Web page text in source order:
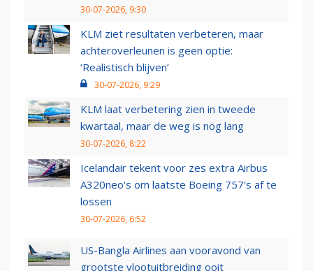
30-07-2026, 9:30
KLM ziet resultaten verbeteren, maar
achteroverleunen is geen optie:
‘Realistisch blijven’
30-07-2026, 9:29
KLM laat verbetering zien in tweede
kwartaal, maar de weg is nog lang
30-07-2026, 8:22
Icelandair tekent voor zes extra Airbus
A320neo's om laatste Boeing 757's af te
lossen
30-07-2026, 6:52
US-Bangla Airlines aan vooravond van
grootste vlootuitbreiding ooit